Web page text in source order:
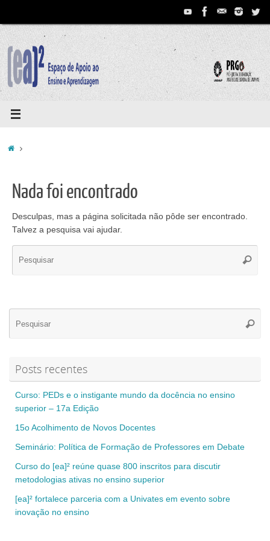
conteúdo
Home
Nada foi encontrado
Desculpas, mas a página solicitada não pôde ser encontrado.
Talvez a pesquisa vai ajudar.
Posts recentes
Curso: PEDs e o instigante mundo da docência no ensino
superior – 17a Edição
15o Acolhimento de Novos Docentes
Seminário: Política de Formação de Professores em Debate
Curso do [ea]² reúne quase 800 inscritos para discutir
metodologias ativas no ensino superior
[ea]² fortalece parceria com a Univates em evento sobre
inovação no ensino